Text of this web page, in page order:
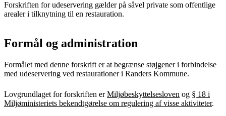
Forskriften for udeservering gælder på såvel private som offentlige
arealer i tilknytning til en restauration.
Formål og administration
Formålet med denne forskrift er at begrænse støjgener i forbindelse
med udeservering ved restaurationer i Randers Kommune.
Lovgrundlaget for forskriften erMiljøbeskyttelsesloven og § 18 i
Miljøministeriets bekendtgørelse om regulering af visse aktiviteter.